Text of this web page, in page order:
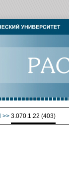
>> 3.070.1.22 (403)